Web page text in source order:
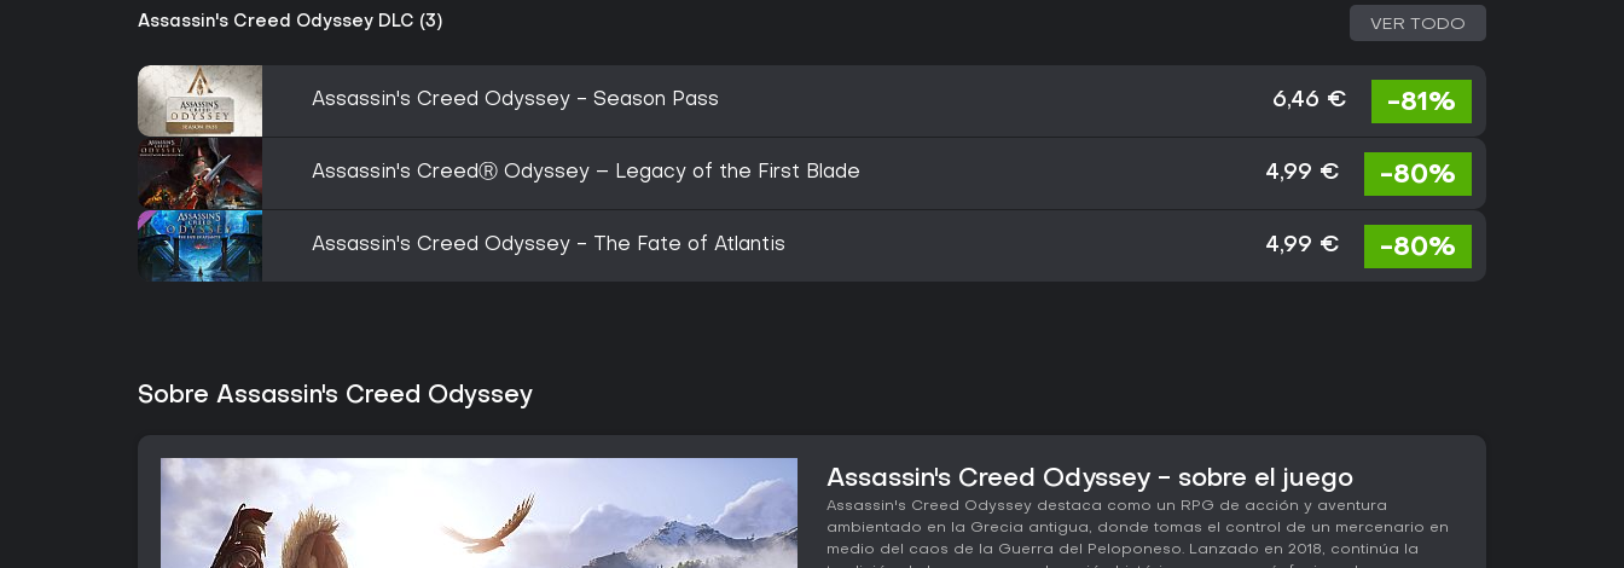
Assassin's Creed Odyssey DLC (3) VER TODO
Assassin's Creed Odyssey - Season Pass 6,46 € -81%
Assassin's CreedⓇ Odyssey – Legacy of the First Blade 4,99 € -80%
Assassin's Creed Odyssey - The Fate of Atlantis 4,99 € -80%
Sobre Assassin's Creed Odyssey
Assassin's Creed Odyssey - sobre el juego
Assassin's Creed Odyssey destaca como un RPG de acción y aventura
ambientado en la Grecia antigua, donde tomas el control de un mercenario en
medio del caos de la Guerra del Peloponeso. Lanzado en 2018, continúa la